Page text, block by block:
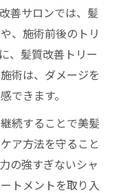
善サロンでは、髪
、施術前後のトリ
、髪質改善トリー
術は、ダメージを
できます。
続することで美髪
ア方法を守ること
の強すぎないシャ
トメントを取り入